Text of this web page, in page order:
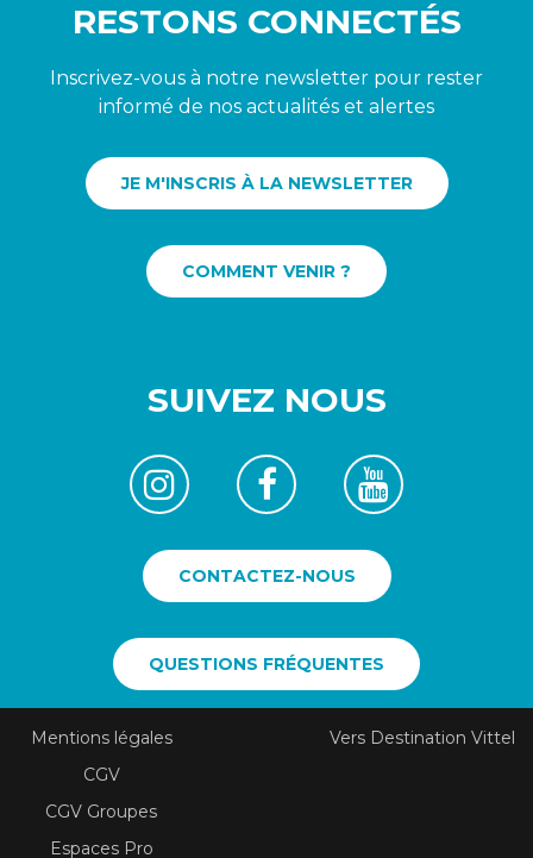
RESTONS CONNECTÉS
Inscrivez-vous à notre newsletter pour rester
informé de nos actualités et alertes
JE M'INSCRIS À LA NEWSLETTER
COMMENT VENIR ?
SUIVEZ NOUS
CONTACTEZ-NOUS
QUESTIONS FRÉQUENTES
Mentions légales
CGV
CGV Groupes
Espaces Pro
Vers Destination Vittel